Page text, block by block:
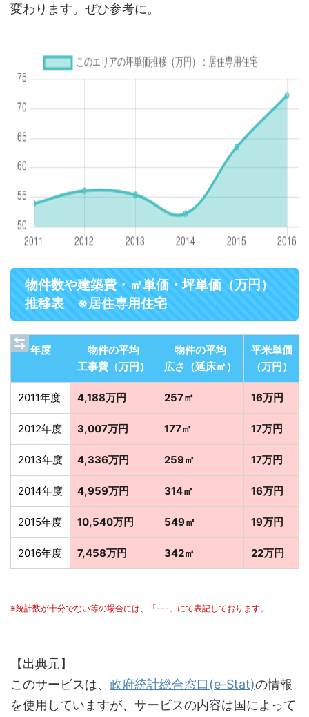
変わります。ぜひ参考に。
物件数や建築費・㎡単価・坪単価（万円）
推移表 ※居住専用住宅
年度
物件の平均
工事費（万円）
物件の平均
広さ（延床㎡）
平米単価
（万円）
2011年度 4,188万円 257㎡ 16万円
2012年度 3,007万円 177㎡ 17万円
2013年度 4,336万円 259㎡ 17万円
2014年度 4,959万円 314㎡ 16万円
2015年度 10,540万円 549㎡ 19万円
2016年度 7,458万円 342㎡ 22万円
※統計数が十分でない等の場合には、「---」にて表記しております。
【出典元】
このサービスは、 政府統計総合窓口(e-Stat)の情報
を使用していますが、サービスの内容は国によって